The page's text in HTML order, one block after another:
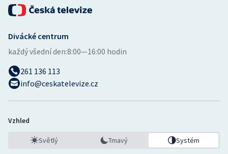
Divácké centrum
každý všední den:8:00—16:00 hodin
261 136 113
info@ceskatelevize.cz
Vzhled
Světlý Tmavý Systém